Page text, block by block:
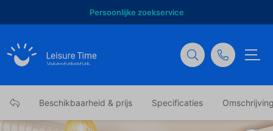
Persoonlijke zoekservice
Beschikbaarheid & prijs Specificaties